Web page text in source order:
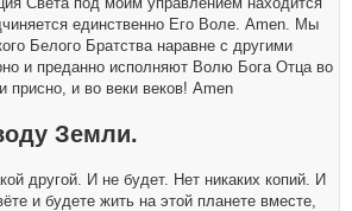
единственно Его Воле. Amen. Мы
Белого Братства наравне с другими
и преданно исполняют Волю Бога Отца во
и во веки веков! Amen
Земли.
другой. И не будет. Нет никаких копий. И
и будете жить на этой планете вместе,